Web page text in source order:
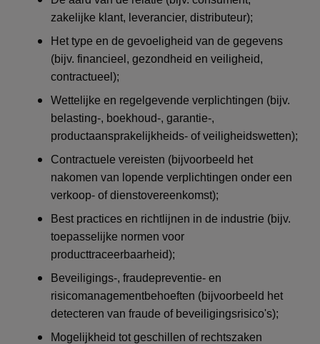
zakelijke klant, leverancier, distributeur);
Het type en de gevoeligheid van de gegevens
(bijv. financieel, gezondheid en veiligheid,
contractueel);
Wettelijke en regelgevende verplichtingen (bijv.
belasting-, boekhoud-, garantie-,
productaansprakelijkheids- of veiligheidswetten);
Contractuele vereisten (bijvoorbeeld het
nakomen van lopende verplichtingen onder een
verkoop- of dienstovereenkomst);
Best practices en richtlijnen in de industrie (bijv.
toepasselijke normen voor
producttraceerbaarheid);
Beveiligings-, fraudepreventie- en
risicomanagementbehoeften (bijvoorbeeld het
detecteren van fraude of beveiligingsrisico's);
Mogelijkheid tot geschillen of rechtszaken